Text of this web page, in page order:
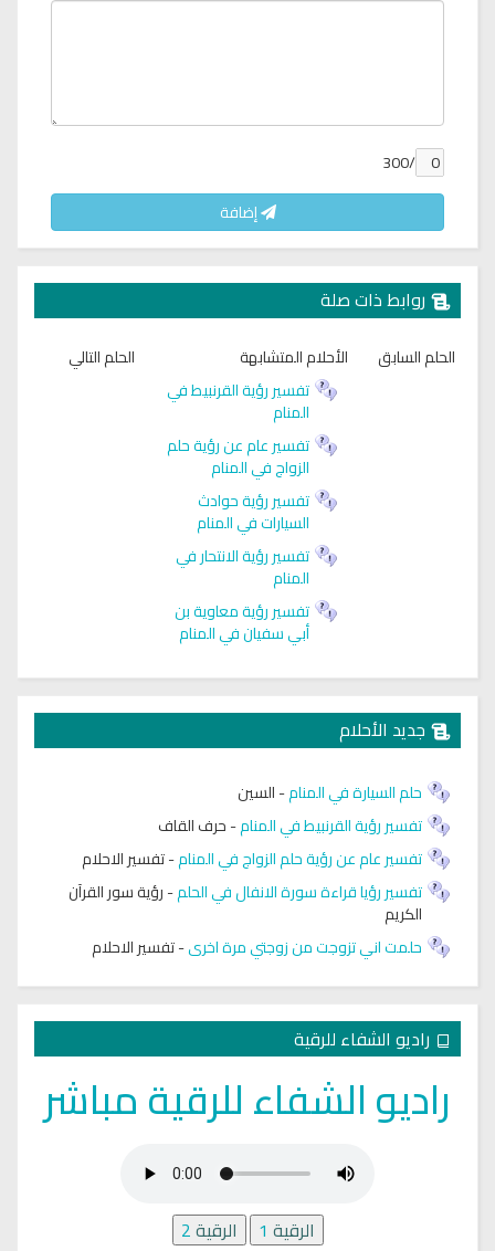
/300
إضافة
روابط ذات صلة
الحلم السابق
الأحلام المتشابهة
تفسير رؤية القرنبيط في
المنام
تفسير عام عن رؤية حلم
الزواج في المنام
تفسير رؤية حوادث
السيارات في المنام
تفسير رؤية الانتحار في
المنام
تفسير رؤية معاوية بن
أبي سفيان في المنام
الحلم التالي
جديد الأحلام
حلم السيارة في المنام-السين
تفسير رؤية القرنبيط في المنام-حرف القاف
تفسير عام عن رؤية حلم الزواج في المنام-تفسير الاحلام
تفسير رؤيا قراءة سورة الانفال في الحلم-رؤية سور القرآن
الكريم
حلمت اني تزوجت من زوجتي مرة اخرى-تفسير الاحلام
راديو الشفاء للرقية
راديو الشفاء للرقية مباشر
الرقية 1 الرقية2